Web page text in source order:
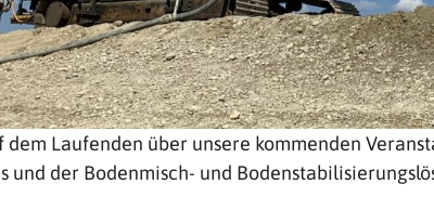
dem Laufenden über unsere kommenden
und der Bodenmisch- und